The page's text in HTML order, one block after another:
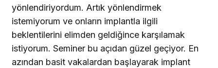
yönlendiriyordum. Artık yönlendirmek
istemiyorum ve onların implantla ilgili
beklentilerini elimden geldiğince karşılamak
istiyorum. Seminer bu açıdan güzel geçiyor. En
azından basit vakalardan başlayarak implant